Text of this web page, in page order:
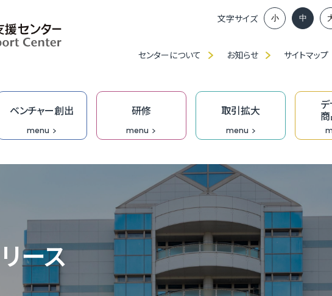
文字サイズ 小 中
センターについて お知らせ サイトマップ
専門家の派遣 無
DX専門家派遣事業
集客力アップに向けた課題解決応援事業助成金
ふくい創業活性化事業（成長支援）助成金 過
【参考】市町の融資・支援制度
ベンチャー創出
menu
ふくいベンチャー創出プロジェクト
福井ベンチャーピッチ ふ
IT起業家向け事務所等の貸出
研修
menu
「階層別」・「職種別／業種別」研修（中産大）
オーダーメイド研修 も
学びなおし支援
取引拡大
menu
デザイン研修 デ
ふくいクリエイティブホーム Cream（クリーム）
オープンイノベーション推進部賛助会員、
受託研究 技
ふくいオープンイノベーション推進機構
無料IT相談窓口
伴走型DXプロジェクト支援事業［実行支援］
ース